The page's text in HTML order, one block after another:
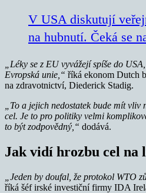
V USA diskutují
na hubnutí. Čeká se
„Léky se z EU vyvážejí spíše do
Evropská unie,“ říká ekonom Dutch
na zdravotnictví, Diederick Stadig.
„To a jejich nedostatek bude mít
cel. Je to pro politiky velmi
to být zodpovědný,“ dodává.
Jak vidí hrozbu cel na
„Jeden by doufal, že protokol WTO
říká šéf irské investiční firmy IDA